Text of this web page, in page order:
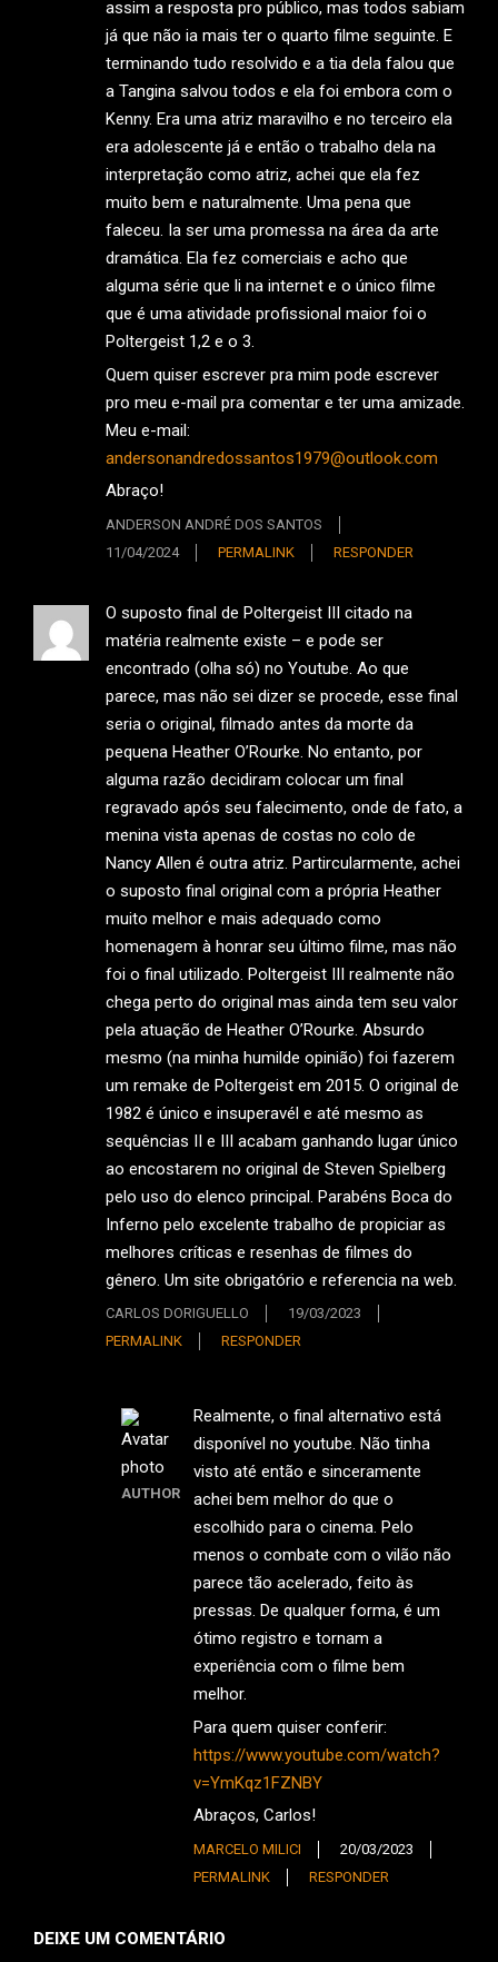
assim a resposta pro público, mas todos sabiam
já que não ia mais ter o quarto filme seguinte. E
terminando tudo resolvido e a tia dela falou que
a Tangina salvou todos e ela foi embora com o
Kenny. Era uma atriz maravilho e no terceiro ela
era adolescente já e então o trabalho dela na
interpretação como atriz, achei que ela fez
muito bem e naturalmente. Uma pena que
faleceu. Ia ser uma promessa na área da arte
dramática. Ela fez comerciais e acho que
alguma série que li na internet e o único filme
que é uma atividade profissional maior foi o
Poltergeist 1,2 e o 3.
Quem quiser escrever pra mim pode escrever
pro meu e-mail pra comentar e ter uma amizade.
Meu e-mail:
andersonandredossantos1979@outlook.com
Abraço!
ANDERSON ANDRÉ DOS SANTOS
11/04/2024
PERMALINK RESPONDER
O suposto final de Poltergeist III citado na
matéria realmente existe – e pode ser
encontrado (olha só) no Youtube. Ao que
parece, mas não sei dizer se procede, esse final
seria o original, filmado antes da morte da
pequena Heather O’Rourke. No entanto, por
alguma razão decidiram colocar um final
regravado após seu falecimento, onde de fato, a
menina vista apenas de costas no colo de
Nancy Allen é outra atriz. Partircularmente, achei
o suposto final original com a própria Heather
muito melhor e mais adequado como
homenagem à honrar seu último filme, mas não
foi o final utilizado. Poltergeist III realmente não
chega perto do original mas ainda tem seu valor
pela atuação de Heather O’Rourke. Absurdo
mesmo (na minha humilde opinião) foi fazerem
um remake de Poltergeist em 2015. O original de
1982 é único e insuperavél e até mesmo as
sequências II e III acabam ganhando lugar único
ao encostarem no original de Steven Spielberg
pelo uso do elenco principal. Parabéns Boca do
Inferno pelo excelente trabalho de propiciar as
melhores críticas e resenhas de filmes do
gênero. Um site obrigatório e referencia na web.
CARLOS DORIGUELLO
19/03/2023
PERMALINK
RESPONDER
AUTHOR
Realmente, o final alternativo está
disponível no youtube. Não tinha
visto até então e sinceramente
achei bem melhor do que o
escolhido para o cinema. Pelo
menos o combate com o vilão não
parece tão acelerado, feito às
pressas. De qualquer forma, é um
ótimo registro e tornam a
experiência com o filme bem
melhor.
Para quem quiser conferir:
https://www.youtube.com/watch?
v=YmKqz1FZNBY
Abraços, Carlos!
MARCELO MILICI
20/03/2023
PERMALINK
RESPONDER
DEIXE UM COMENTÁRIO